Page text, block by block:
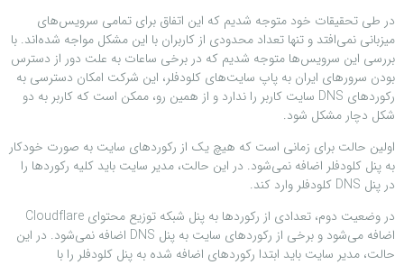
در طی تحقیقات خود متوجه شدیم که این اتفاق برای تمامی سرویس‌های
میزبانی نمی‌افتد و تنها تعداد محدودی از کاربران با این مشکل مواجه شده‌اند. با
بررسی این سرویس‌ها متوجه شدیم که در برخی ساعات به علت دور از دسترس
بودن سرورهای ایران به پاپ سایت‌های کلودفلر، این شرکت امکان دسترسی به
رکوردهای DNS سایت کاربر را ندارد و از همین رو، ممکن است که کاربر به دو
شکل دچار مشکل شود.
اولین حالت برای زمانی است که هیچ یک از رکوردهای سایت به صورت خودکار
به پنل کلودفلر اضافه نمی‌شود. در این حالت، مدیر سایت باید کلیه رکوردها را
در پنل DNS کلودفلر وارد کند.
‌در وضعیت دوم، تعدادی از رکوردها به پنل شبکه توزیع محتوای Cloudflare
اضافه می‌شود و برخی از رکوردهای سایت به پنل DNS اضافه نمی‌شود. در این
حالت، مدیر سایت باید ابتدا رکوردهای اضافه شده به پنل کلودفلر را با